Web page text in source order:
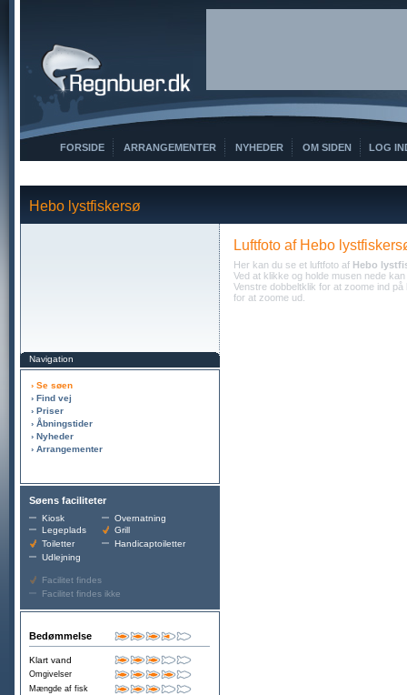
FORSIDE ARRANGEMENTER NYHEDER OM SIDEN LOG
Hebo lystfiskersø
Luftfoto af Hebo
Her kan du se et luftfoto af Hebo
Ved at klikke og holde musen nede
Venstre dobbeltklik for at zoome ind
for at zoome ud.
Navigation
› Se søen
› Find vej
› Priser
› Åbningstider
› Nyheder
› Arrangementer
Søens faciliteter
Kiosk
Overnatning
Legeplads
Grill
Toiletter
Handicaptoiletter
Udlejning
Facilitet findes
Facilitet findes ikke
Bedømmelse
Klart vand
Omgivelser
Mængde af fisk